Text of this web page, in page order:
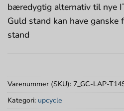
bæredygtig alternativ til nye
Guld stand kan have ganske
stand
Varenummer (SKU): 7_GC-LAP-
Kategori: upcycle